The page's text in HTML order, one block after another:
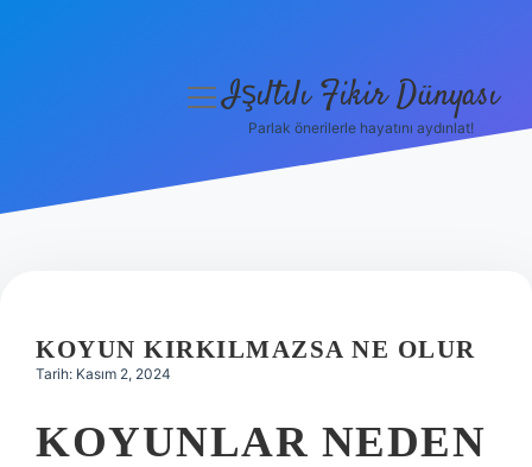
menüyüIşıltılı Fikir Dünyası
Parlak önerilerle hayatını aydınlat!
KOYUN KIRKILMAZSA NE OLUR
Tarih: Kasım 2, 2024
KOYUNLAR NEDEN